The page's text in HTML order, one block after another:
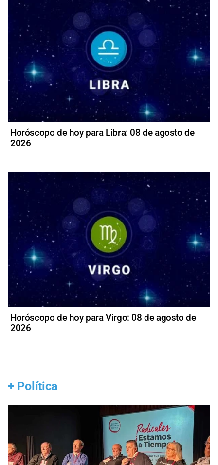
Horóscopo de hoy para Libra: 08 de agosto de
2026
Horóscopo de hoy para Virgo: 08 de agosto de
2026
+ Política